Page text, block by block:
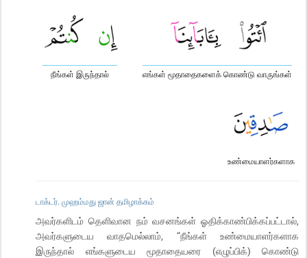
எங்கள் மூதாதைகளைக் கொண்டு வாருங்கள்
நீங்கள் இருந்தால்
உண்மையாளர்களாக
டாக்டர். முஹம்மது ஜான் தமிழாக்கம்
அவர்களிடம் தெளிவான நம் வசனங்கள் ஓதிக்காண்பிக்கப்பட்டால்,
அவர்களுடைய வாதமெல்லாம், “நீங்கள் உண்மையாளர்களாக
இருந்தால் எங்களுடைய மூதாதையரை (எழுப்பிக்) கொண்டு